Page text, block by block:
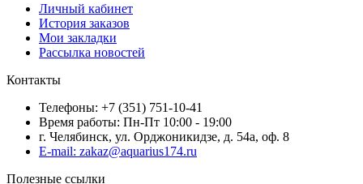
Личный кабинет
История заказов
Мои закладки
Рассылка новостей
Контакты
Телефоны: +7 (351) 751-10-41
Время работы: Пн-Пт 10:00 - 19:00
г. Челябинск, ул. Орджоникидзе, д. 54а, оф. 8
E-mail: zakaz@aquarius174.ru
Полезные ссылки